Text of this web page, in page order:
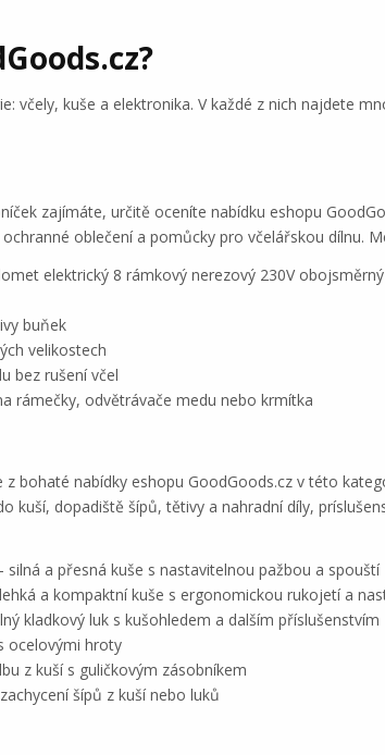
včely, kuše a elektronika. V každé z nich najdete
zajímáte, určitě oceníte nabídku eshopu
oblečení a pomůcky pro včelářskou dílnu.
elektrický 8 rámkový nerezový 230V
buňek
velikostech
bez rušení včel
rámečky, odvětrávače medu nebo krmítka
bohaté nabídky eshopu GoodGoods.cz v této
kuší, dopadiště šípů, tětivy a nahradní díly,
a přesná kuše s nastavitelnou pažbou a spouští
a kompaktní kuše s ergonomickou rukojetí a
kladkový luk s kušohledem a dalším příslušenstvím
ocelovými hroty
z kuší s guličkovým zásobníkem
šípů z kuší nebo luků